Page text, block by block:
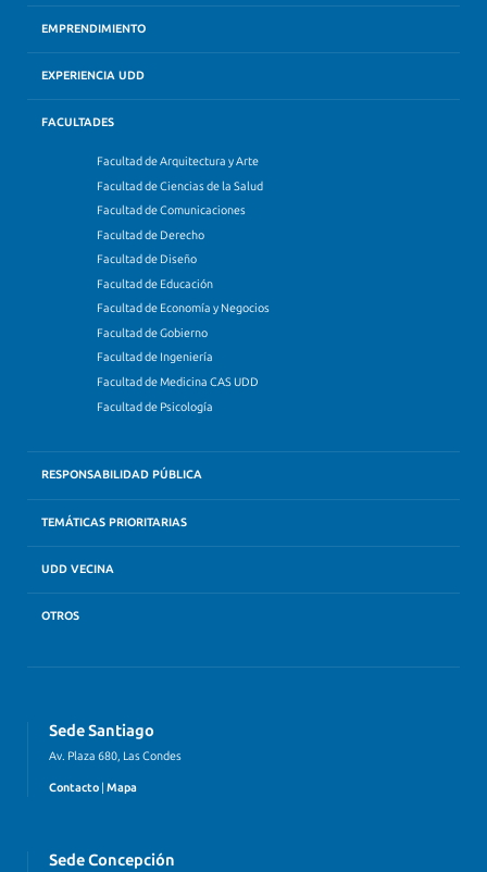
EMPRENDIMIENTO
EXPERIENCIA UDD
FACULTADES
Facultad de Arquitectura y Arte
Facultad de Ciencias de la Salud
Facultad de Comunicaciones
Facultad de Derecho
Facultad de Diseño
Facultad de Educación
Facultad de Economía y Negocios
Facultad de Gobierno
Facultad de Ingeniería
Facultad de Medicina CAS UDD
Facultad de Psicología
RESPONSABILIDAD PÚBLICA
TEMÁTICAS PRIORITARIAS
UDD VECINA
OTROS
Sede Santiago
Av. Plaza 680, Las Condes
Contacto | Mapa
Sede Concepción